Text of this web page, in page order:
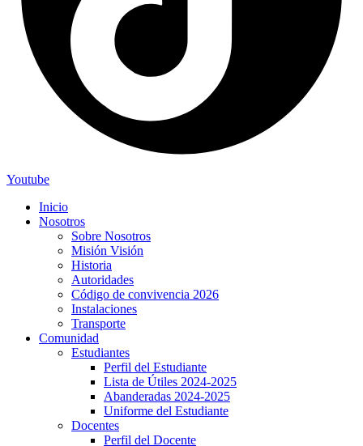
Youtube
Inicio
Nosotros
Sobre Nosotros
Misión Visión
Historia
Autoridades
Código de convivencia 2026
Instalaciones
Transporte
Comunidad
Estudiantes
Perfil del Estudiante
Lista de Útiles 2024-2025
Abanderadas 2024-2025
Uniforme del Estudiante
Docentes
Perfil del Docente